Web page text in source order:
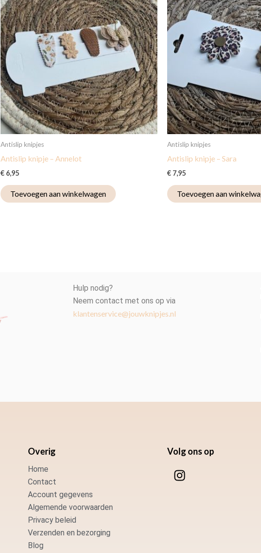
Antislip knipjes
Antislip knipje – Annelot
€ 6,95
Toevoegen aan winkelwagen
Antislip knipjes
Antislip knipje – Sara
€ 7,95
Toevoegen aan
Hulp nodig?
Neem contact met ons op via
klantenservice@jouwknipjes.nl
Overig
Home
Contact
Account gegevens
Algemende voorwaarden
Privacy beleid
Verzenden en bezorging
Blog
Volg ons op
I
n